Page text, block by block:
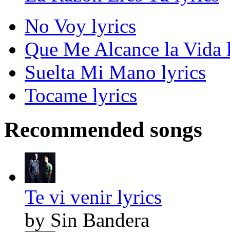
No Voy lyrics
Que Me Alcance la Vida
Suelta Mi Mano lyrics
Tocame lyrics
Recommended songs
Te vi venir lyrics
by Sin Bandera